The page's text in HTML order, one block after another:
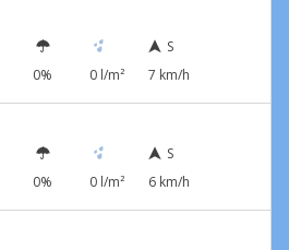
0% 0 l/m²
S
7 km/h
0% 0 l/m²
S
6 km/h